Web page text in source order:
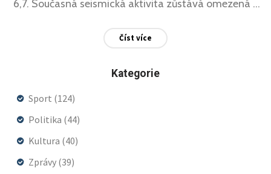
6,7. Současná seismická aktivita zůstává omezená s
≥4,0 v rámci regionu.
Číst více
Kategorie
Sport (124)
Politika (44)
Kultura (40)
Zprávy (39)